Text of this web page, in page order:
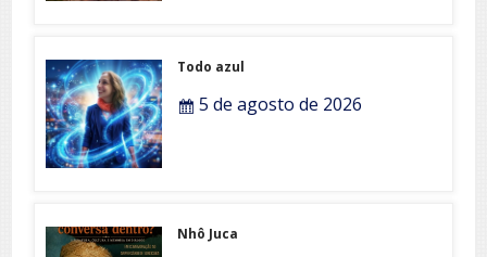
Todo azul
5 de agosto de 2026
Nhô Juca